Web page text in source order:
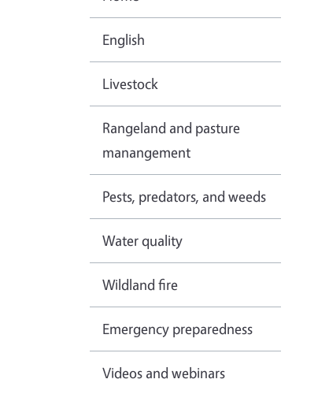
English
Livestock
Rangeland and pasture
manangement
Pests, predators, and weeds
Water quality
Wildland fire
Emergency preparedness
Videos and webinars